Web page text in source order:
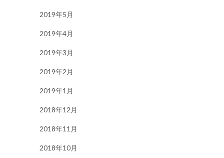
2019年5月
2019年4月
2019年3月
2019年2月
2019年1月
2018年12月
2018年11月
2018年10月